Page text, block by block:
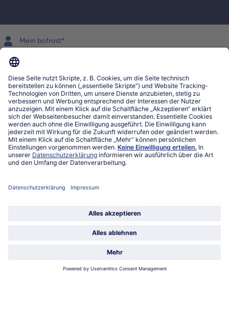
Mein bofrost*
www.bofrost.lu
027863232
Mo-Fr. von 7 bis 20 Uhr
Service
Über bofrost*